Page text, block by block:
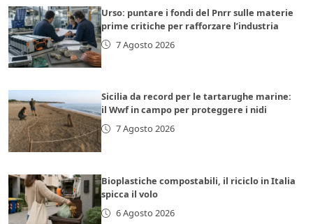
Urso: puntare i fondi del Pnrr sulle materie
prime critiche per rafforzare l’industria
7 Agosto 2026
Sicilia da record per le tartarughe marine:
il Wwf in campo per proteggere i nidi
7 Agosto 2026
Bioplastiche compostabili, il riciclo in Italia
spicca il volo
6 Agosto 2026